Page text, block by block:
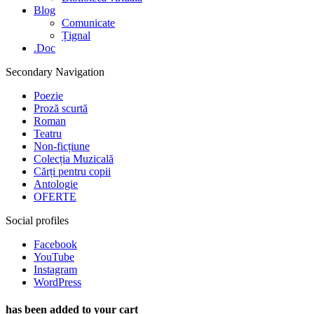
Blog
Comunicate
Țignal
.Doc
Secondary Navigation
Poezie
Proză scurtă
Roman
Teatru
Non-ficțiune
Colecția Muzicală
Cărți pentru copii
Antologie
OFERTE
Social profiles
Facebook
YouTube
Instagram
WordPress
has been added to your cart